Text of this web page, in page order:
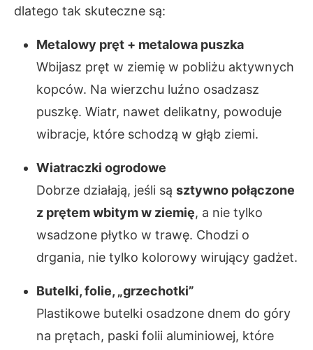
dlatego tak skuteczne są:
Metalowy pręt + metalowa puszka
Wbijasz pręt w ziemię w pobliżu aktywnych
kopców. Na wierzchu luźno osadzasz
puszkę. Wiatr, nawet delikatny, powoduje
wibracje, które schodzą w głąb ziemi.
Wiatraczki ogrodowe
Dobrze działają, jeśli są sztywno połączone
z prętem wbitym w ziemię, a nie tylko
wsadzone płytko w trawę. Chodzi o
drgania, nie tylko kolorowy wirujący gadżet.
Butelki, folie, „grzechotki”
Plastikowe butelki osadzone dnem do góry
na prętach, paski folii aluminiowej, które